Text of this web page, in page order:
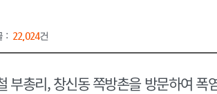
: 22,024건
부총리, 창신동 쪽방촌을 방문하여 폭